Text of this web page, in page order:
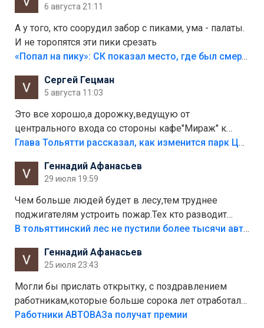
6 августа 21:11
А у того, кто соорудил забор с пиками, ума - палаты.
И не торопятся эти пики срезать
«Попал на пику»: СК показал место, где был смертельно травмирован ребенок в Тольятти
Сергей Гецман
5 августа 11:03
Это все хорошо,а дорожку,ведущую от
центрального входа со стороны кафе"Мираж" к
аттракционам слабо доделать?А то бордюры
лежала в парке и испортилась.Да еще,видимо,часть
украли.
Глава Тольятти рассказал, как изменится парк Центрального района
Геннадий Афанасьев
29 июля 19:59
Чем больше людей будет в лесу,тем труднее
поджигателям устроить пожар.Тех кто разводит
костры,тех надо безбожно штрафовать.Камер полно
Штрафы мизерные.
В тольяттинский лес не пустили более тысячи автомобилей
Геннадий Афанасьев
25 июля 23:43
Могли бы прислать открытку, с поздравлением
работникам,которые больше сорока лет отработали
на предприятии.
Работники АВТОВАЗа получат премии